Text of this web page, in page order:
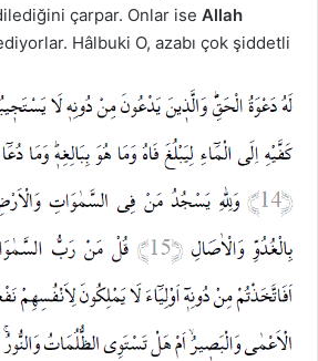
çarpar. Onlar ise Allah
Hâlbuki O, azabı çok şiddetli